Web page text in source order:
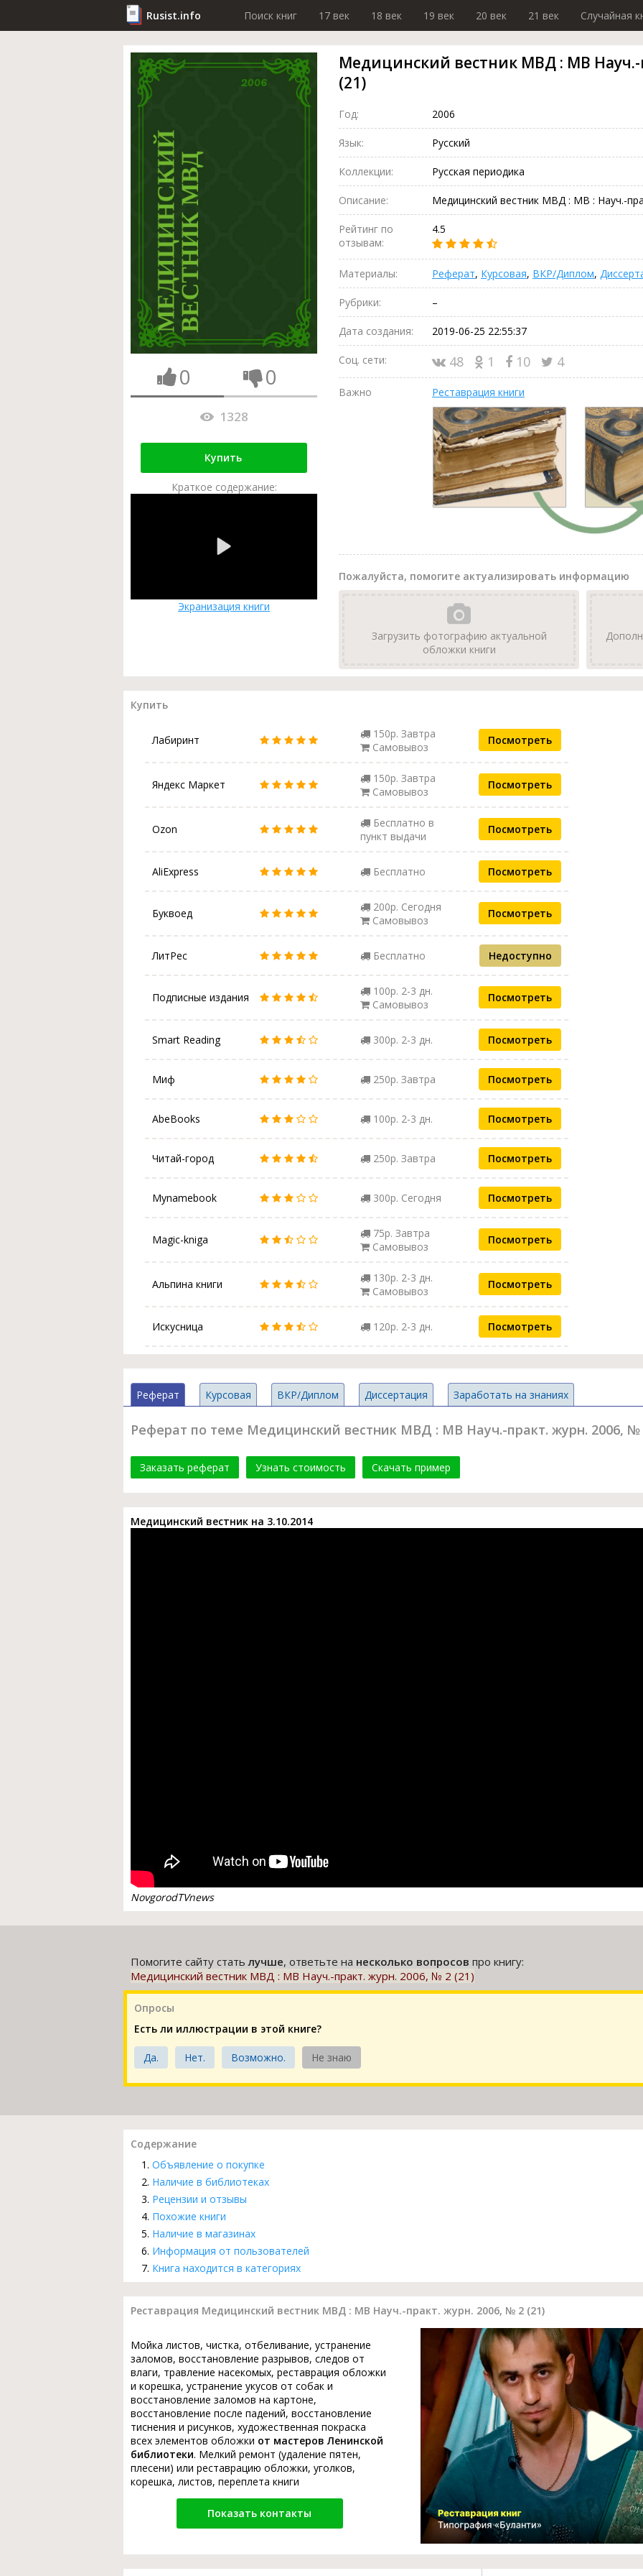
Rusist.info Поиск книг 17 век 18 век 19 век 20 век 21 век Случайная
0 0
1328
Купить
Краткое содержание:
Экранизация книги
Медицинский вестник МВД : МВ
(21)
Год: 2006
Язык: Русский
Коллекции: Русская периодика
Описание: Медицинский вестник МВД : МВ : Науч.-
Рейтинг по
отзывам:
4.5
Материалы: Реферат, Курсовая, ВКР/Диплом,
Рубрики: –
Дата создания: 2019-06-25 22:55:37
Соц. сети: 48 1 10 4
Важно Реставрация книги
Пожалуйста, помогите актуализировать информацию
Загрузить фотографию актуальной
обложки книги
Купить
Лабиринт
150р. Завтра
Самовывоз
Посмотреть
Яндекс Маркет
150р. Завтра
Самовывоз
Посмотреть
Ozon
Бесплатно в
пункт выдачи
Посмотреть
AliExpress Бесплатно Посмотреть
Буквоед
200р. Сегодня
Самовывоз
Посмотреть
ЛитРес Бесплатно Недоступно
Подписные издания
100р. 2-3 дн.
Самовывоз
Посмотреть
Smart Reading 300р. 2-3 дн. Посмотреть
Миф 250р. Завтра Посмотреть
AbeBooks 100р. 2-3 дн. Посмотреть
Читай-город 250р. Завтра Посмотреть
Mynamebook 300р. Сегодня Посмотреть
Magic-kniga
75р. Завтра
Самовывоз
Посмотреть
Альпина книги
130р. 2-3 дн.
Самовывоз
Посмотреть
Искусница 120р. 2-3 дн. Посмотреть
Реферат Курсовая ВКР/Диплом Диссертация Заработать на знаниях
Реферат по теме Медицинский вестник МВД : МВ Науч.-практ. журн. 2006, №
Заказать реферат Узнать стоимость Скачать пример
Медицинский вестник на 3.10.2014
NovgorodTVnews
Помогите сайту статьлучше, ответьте на несколько вопросов про книгу:
Медицинский вестник МВД : МВ Науч.-практ. журн. 2006, № 2 (21)
Опросы
Есть ли иллюстрации в этой книге?
Да. Нет. Возможно. Не знаю
Содержание
Объявление о покупке
Наличие в библиотеках
Рецензии и отзывы
Похожие книги
Наличие в магазинах
Информация от пользователей
Книга находится в категориях
Реставрация Медицинский вестник МВД : МВ Науч.-практ. журн. 2006, № 2 (21)
Мойка листов, чистка, отбеливание, устранение
заломов, восстановление разрывов, следов от
влаги, травление насекомых, реставрация обложки
и корешка, устранение укусов от собак и
восстановление заломов на картоне,
восстановление после падений, восстановление
тиснения и рисунков, художественная покраска
всех элементов обложки от мастеров Ленинской
библиотеки. Мелкий ремонт (удаление пятен,
плесени) или реставрацию обложки, уголков,
корешка, листов, переплета книги
Показать контакты